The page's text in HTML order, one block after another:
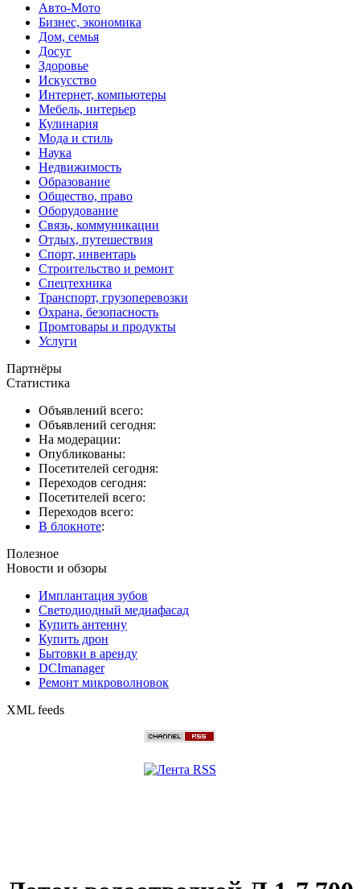
Авто-Мото
Бизнес, экономика
Дом, семья
Досуг
Здоровье
Искусство
Интернет, компьютеры
Мебель, интерьер
Кулинария
Мода и стиль
Наука
Недвижимость
Образование
Общество, право
Оборудование
Связь, коммуникации
Отдых, путешествия
Спорт, инвентарь
Строительство и ремонт
Спецтехника
Транспорт, грузоперевозки
Охрана, безопасность
Промтовары и продукты
Услуги
Партнёры
Статистика
Объявлений всего:
Объявлений сегодня:
На модерации:
Опубликованы:
Посетителей сегодня:
Переходов сегодня:
Посетителей всего:
Переходов всего:
В блокноте:
Полезное
Новости и обзоры
Имплантация зубов
Светодиодный медиафасад
Купить антенну
Купить дрон
Бытовки в аренду
DCImanager
Ремонт микроволновок
XML feeds